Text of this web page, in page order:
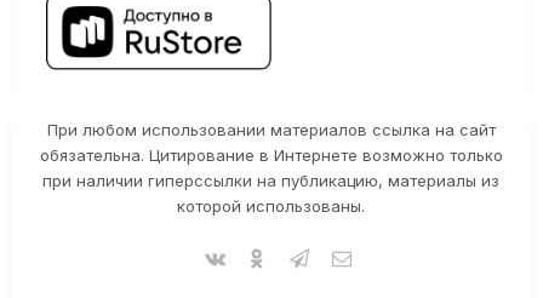
При любом использовании материалов ссылка на сайт
обязательна. Цитирование в Интернете возможно только
при наличии гиперссылки на публикацию, материалы из
которой использованы.